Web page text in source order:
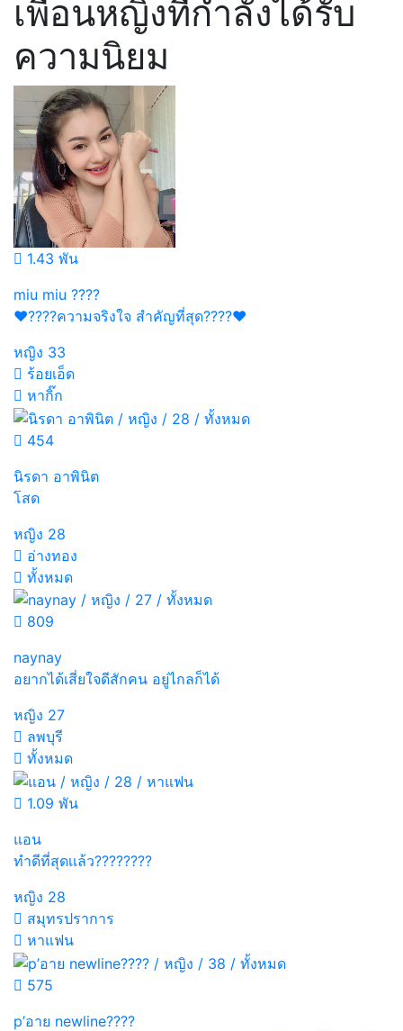
เพื่อนหญิงที่กำลังได้รับ
ความนิยม
1.43 พัน
miu miu ????
❤️????ความจริงใจ สำคัญที่สุด????❤️
หญิง 33
ร้อยเอ็ด
หากิ๊ก
454
นิรดา อาพินิต
โสด
หญิง 28
อ่างทอง
ทั้งหมด
809
naynay
อยากได้เสี่ยใจดีสักคน อยู่ไกลก็ได้
หญิง 27
ลพบุรี
ทั้งหมด
1.09 พัน
แอน
ทำดีที่สุดเเล้ว????????
หญิง 28
สมุทรปราการ
หาแฟน
575
p’อาย newline????